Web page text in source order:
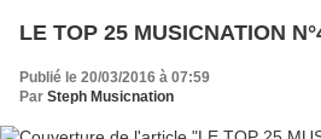
LE TOP 25 MUSICNATION
Publié le 20/03/2016 à 07:59
Par Steph Musicnation